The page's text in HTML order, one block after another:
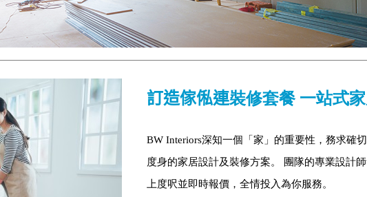
訂造傢俬連裝修套餐 一站式
BW Interiors深知一個「家」的重要性，務求確
度身的家居設計及裝修方案。 團隊的專業設計
上度呎並即時報價，全情投入為你服務。